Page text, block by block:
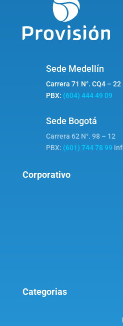
Sede Medellín
Carrera 71 N°. CQ4 – 22
PBX: (604) 444 49 09
Sede Bogotá
Carrera 62 N°. 98 – 12
PBX: (601) 744 78 99
Corporativo
Categorias